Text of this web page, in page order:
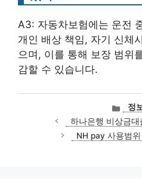
A3: 자동차보험에는 운전
개인 배상 책임, 자기 신체
으며, 이를 통해 보장 범위
감할 수 있습니다.
카
테
고
리
정
하나은행 비상금
NH pay 사용범